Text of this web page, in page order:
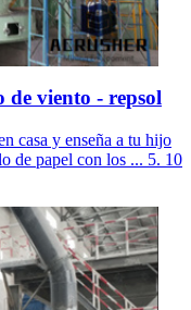
viento - repsol
casa y enseña a tu hijo
de papel con los ... 5. 10